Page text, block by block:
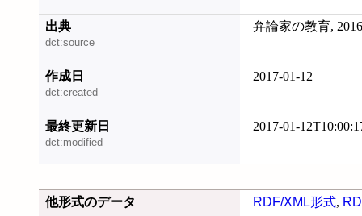
出典
dct:source
弁論家の教育,
作成日
dct:created
2017-01-12
最終更新日
dct:modified
2017-01-
他形式のデータ RDF/XML形式,